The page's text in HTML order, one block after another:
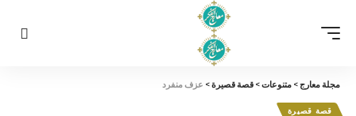
مجلة معارج> متنوعات> قصة قصيرة> عزف منفرد
قصة قصيرة